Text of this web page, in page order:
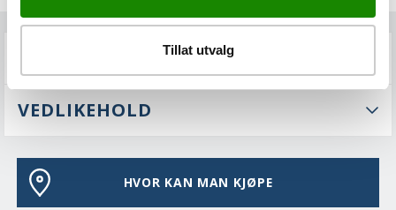
Tillat utvalg
VEDLIKEHOLD
HVOR KAN MAN KJØPE